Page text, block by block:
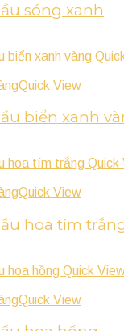
sóng xanh
Quick View
biển xanh
Quick
Quick View
hoa tím
Quick
Quick View